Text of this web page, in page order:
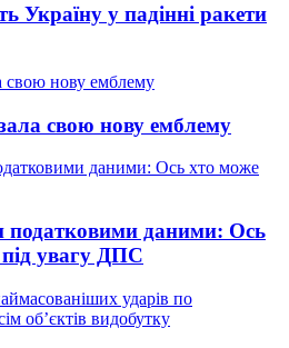
Україну у падінні ракети
свою нову емблему
податковими даними: Ось
увагу ДПС